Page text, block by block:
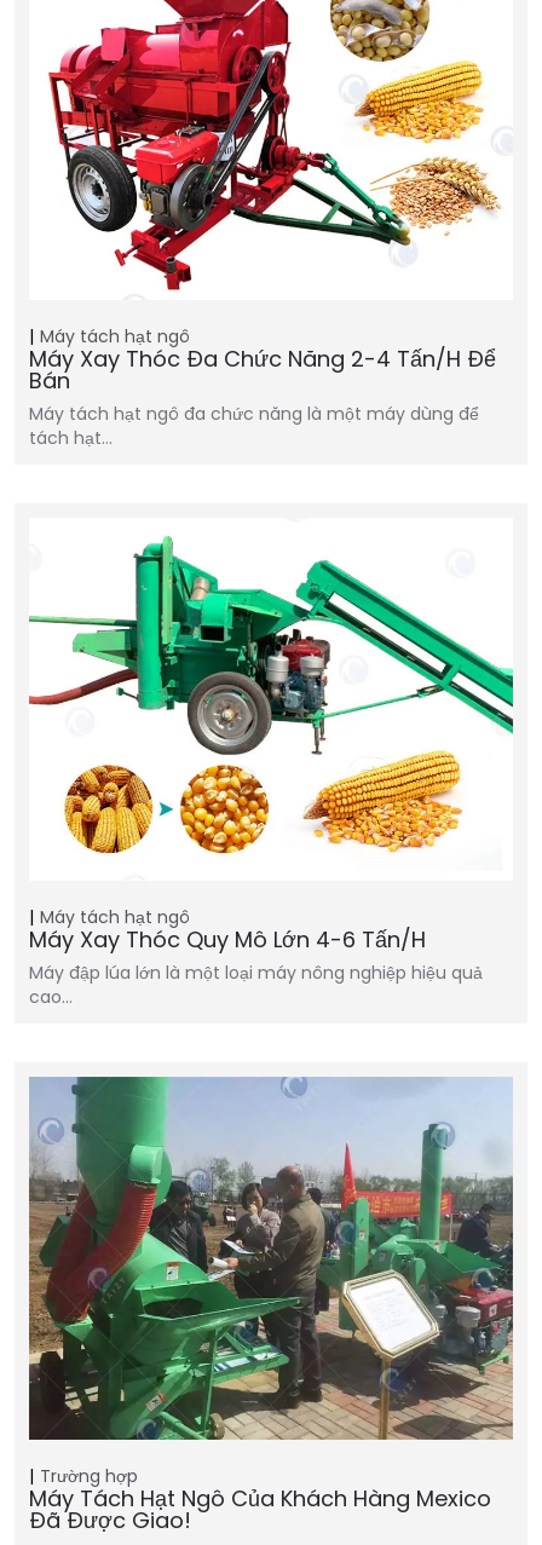
Máy tách hạt ngô
Máy Xay Thóc Đa Chức Năng 2-4 Tấn/h Để
Bán
Máy tách hạt ngô đa chức năng là một máy dùng để
tách hạt…
Máy tách hạt ngô
Máy Xay Thóc Quy Mô Lớn 4-6 Tấn/h
Máy đập lúa lớn là một loại máy nông nghiệp hiệu quả
cao…
Trường hợp
Máy Tách Hạt Ngô Của Khách Hàng Mexico
Đã Được Giao!